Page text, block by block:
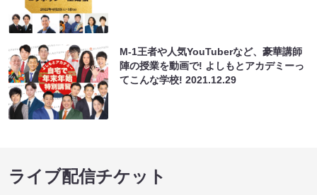
M-1王者や人気YouTuberなど、豪華講師
陣の授業を動画で! よしもとアカデミーっ
てこんな学校!2021.12.29
ライブ配信チケット